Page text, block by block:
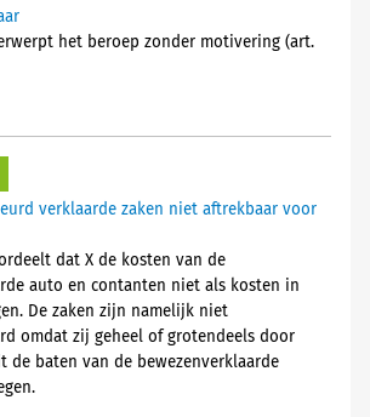
het beroep zonder motivering (art.
verklaarde zaken niet aftrekbaar voor
dat X de kosten van de
auto en contanten niet als kosten in
De zaken zijn namelijk niet
omdat zij geheel of grotendeels door
de baten van de bewezenverklaarde